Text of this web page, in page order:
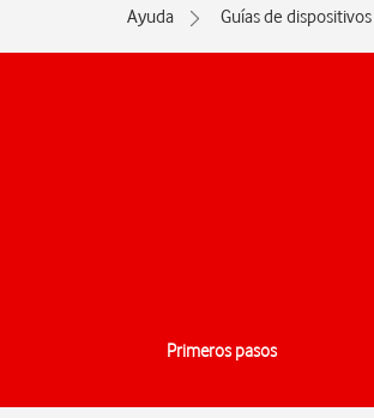
Ayuda Guías de dispositivos
Primeros pasos